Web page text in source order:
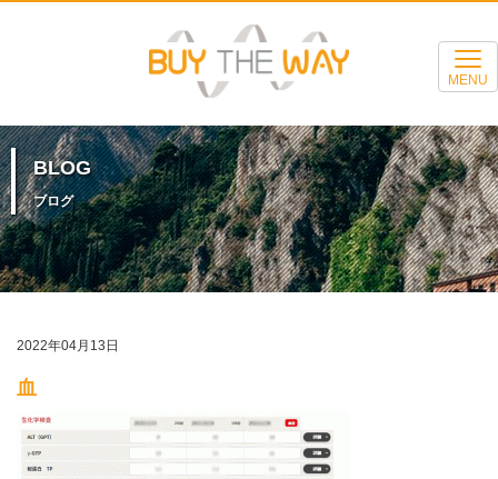
MENU
BLOG
ブログ
2022年04月13日
血